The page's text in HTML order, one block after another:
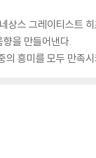
스 그레이티스트
을 만들어낸다.
흥미를 모두 만족